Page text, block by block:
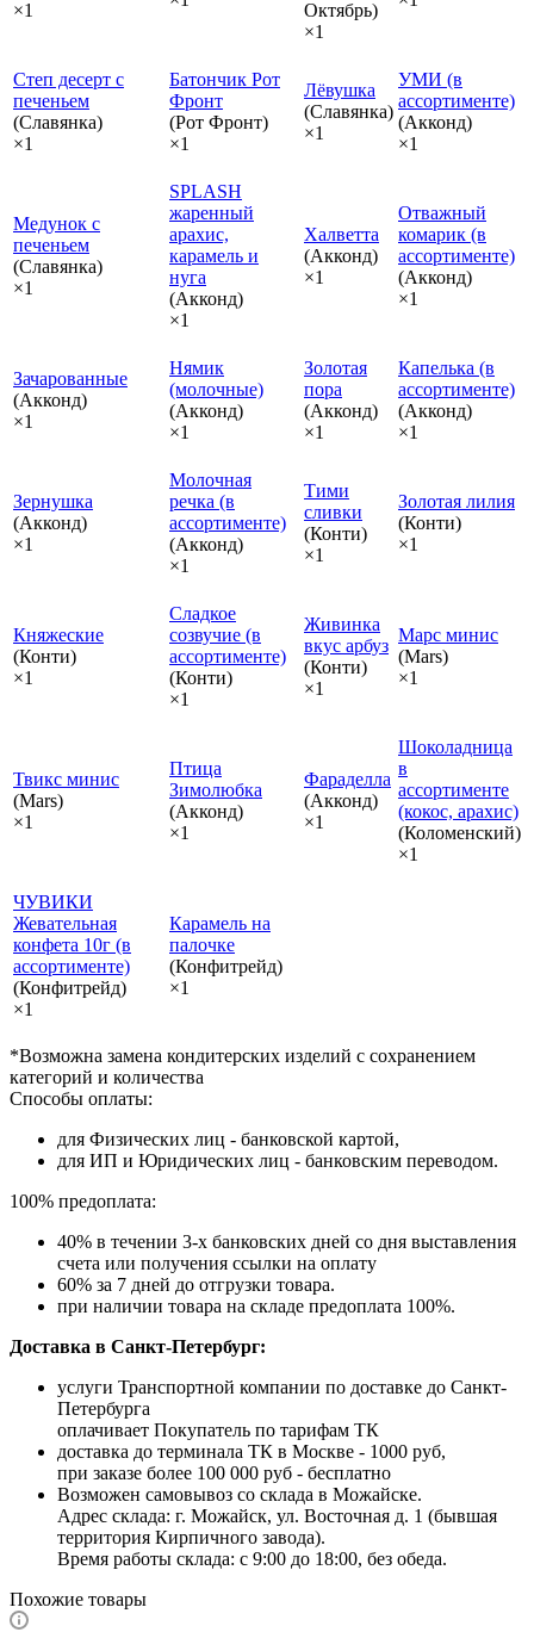
×1
Октябрь)
×1
Степ десерт с
печеньем
(Славянка)
×1
Батончик Рот
Фронт
(Рот Фронт)
×1
Лёвушка
(Славянка)
×1
УМИ (в
ассортименте)
(Акконд)
×1
Медунок с
печеньем
(Славянка)
×1
SPLASH
жаренный
арахис,
карамель и
нуга
(Акконд)
×1
Халветта
(Акконд)
×1
Отважный
комарик (в
ассортименте)
(Акконд)
×1
Зачарованные
(Акконд)
×1
Нямик
(молочные)
(Акконд)
×1
Золотая
пора
(Акконд)
×1
Капелька (в
ассортименте)
(Акконд)
×1
Зернушка
(Акконд)
×1
Молочная
речка (в
ассортименте)
(Акконд)
×1
Тими
сливки
(Конти)
×1
Золотая лилия
(Конти)
×1
Княжеские
(Конти)
×1
Сладкое
созвучие (в
ассортименте)
(Конти)
×1
Живинка
вкус арбуз
(Конти)
×1
Марс минис
(Mars)
×1
Твикс минис
(Mars)
×1
Птица
Зимолюбка
(Акконд)
×1
Фараделла
(Акконд)
×1
Шоколадница
в
ассортименте
(кокос, арахис)
(Коломенский)
×1
ЧУВИКИ
Жевательная
конфета 10г (в
ассортименте)
(Конфитрейд)
×1
Карамель на
палочке
(Конфитрейд)
×1
*Возможна замена кондитерских изделий с сохранением
категорий и количества
Способы оплаты:
для Физических лиц - банковской картой,
для ИП и Юридических лиц - банковским переводом.
100% предоплата:
40% в течении 3-х банковских дней со дня выставления
счета или получения ссылки на оплату
60% за 7 дней до отгрузки товара.
при наличии товара на складе предоплата 100%.
Доставка в Санкт-Петербург:
услуги Транспортной компании по доставке до Санкт-
Петербурга
оплачивает Покупатель по тарифам ТК
доставка до терминала ТК в Москве - 1000 руб,
при заказе более 100 000 руб - бесплатно
Возможен самовывоз со склада в Можайске.
Адрес склада: г. Можайск, ул. Восточная д. 1 (бывшая
территория Кирпичного завода).
Время работы склада: с 9:00 до 18:00, без обеда.
Похожие товары